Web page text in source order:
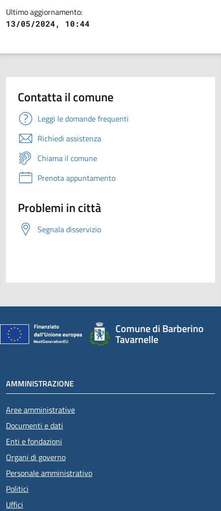
Ultimo aggiornamento:
13/05/2024, 10:44
Contatta il comune
Leggi le domande frequenti
Richiedi assistenza
Chiama il comune
Prenota appuntamento
Problemi in città
Segnala disservizio
Comune di Barberino
Tavarnelle
AMMINISTRAZIONE
Aree amministrative
Documenti e dati
Enti e fondazioni
Organi di governo
Personale amministrativo
Politici
Uffici